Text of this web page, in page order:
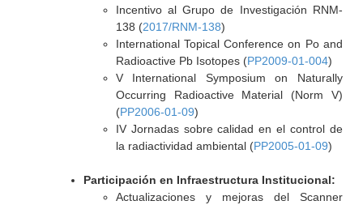
Incentivo al Grupo de Investigación RNM-
138 (2017/RNM-138)
International Topical Conference on Po and
Radioactive Pb Isotopes (PP2009-01-004)
V International Symposium on Naturally
Occurring Radioactive Material (Norm V)
(PP2006-01-09)
IV Jornadas sobre calidad en el control de
la radiactividad ambiental (PP2005-01-09)
Participación en Infraestructura Institucional:
Actualizaciones y mejoras del Scanner